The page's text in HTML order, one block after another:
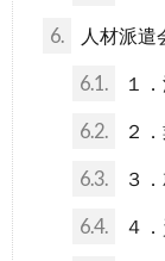
6. 人材派遣
6.1. １
6.2. ２
6.3. ３
6.4. ４